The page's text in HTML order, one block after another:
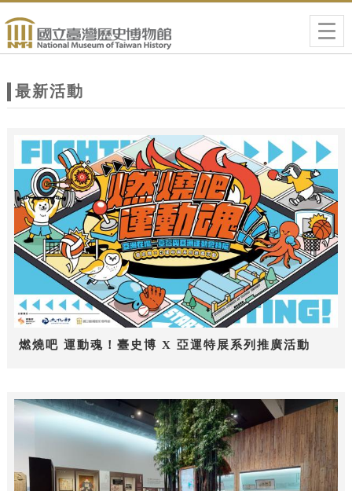
站最新活動
燃燒吧 運動魂！臺史博 X 亞運特展系列推廣活動